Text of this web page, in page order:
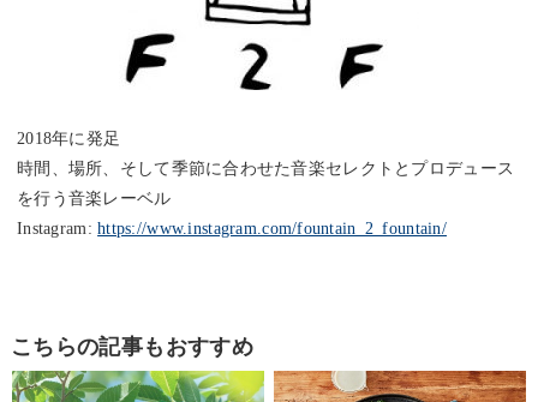
2018年に発足
時間、場所、そして季節に合わせた音楽セレクトとプロデュース
を行う音楽レーベル
Instagram:https://www.instagram.com/fountain_2_fountain/
こちらの記事もおすすめ